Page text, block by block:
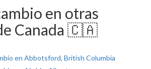
en otras
Canada 🇨🇦
en Abbotsford, British Columbia